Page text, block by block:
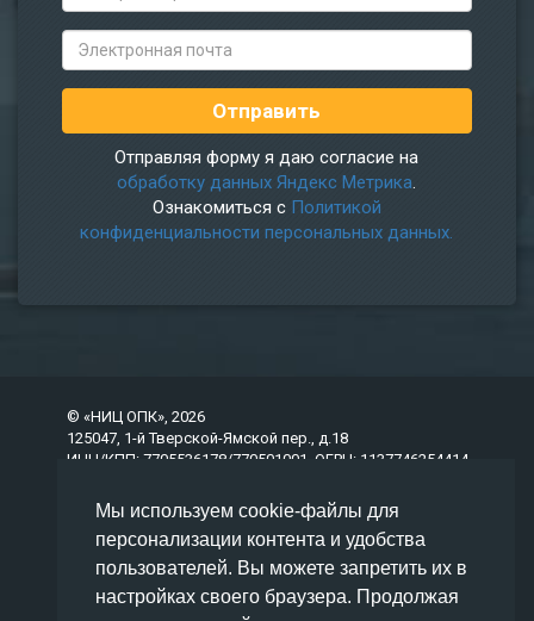
Отправляя форму я даю согласие на
обработку данных Яндекс Метрика
Ознакомиться с Политикой
конфиденциальности персональных данных.
© «НИЦ ОПК», 2026
125047, 1-й Тверской-Ямской пер., д.18
ИНН/КПП: 7705536178/770501001, ОГРН: 1137746254414
О компании
Абонентское сопровождение ГОЗ
Пособия по ГОЗ
Услуги сопровождения ГОЗ
Мы используем cookie-файлы для
персонализации контента и удобства
пользователей. Вы можете запретить их в
настройках своего браузера. Продолжая